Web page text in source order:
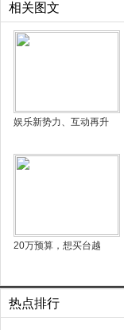
相关图文
娱乐新势力、互动再升
20万预算，想买台越
热点排行